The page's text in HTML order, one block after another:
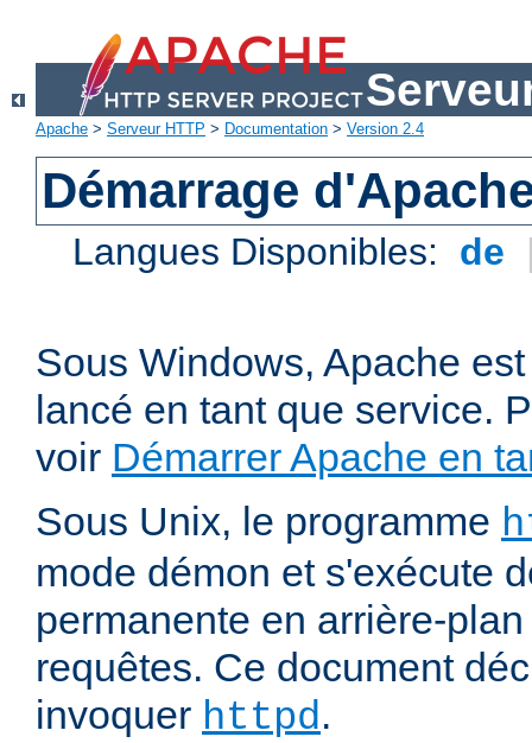
Apache > Serveur HTTP > Documentation > Version 2.4
Démarrage
Langues Disponibles: de
Sous Windows, Apache
lancé en tant que service.
voir Démarrer Apache en
Sous Unix, le programme
mode démon et s'exécute
permanente en arrière-
requêtes. Ce document
invoquer httpd.